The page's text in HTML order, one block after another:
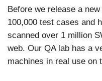
Before we release a
100,000 test cases and
scanned over 1 million
web. Our QA lab has a
machines in real use on